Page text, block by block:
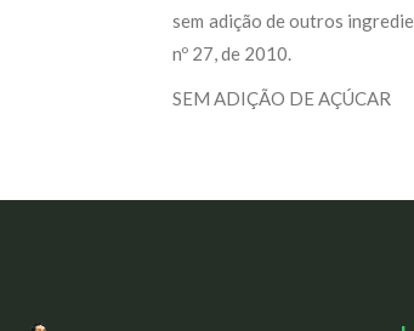
sem adição de outros
nº 27, de 2010.
SEM ADIÇÃO DE AÇÚCAR